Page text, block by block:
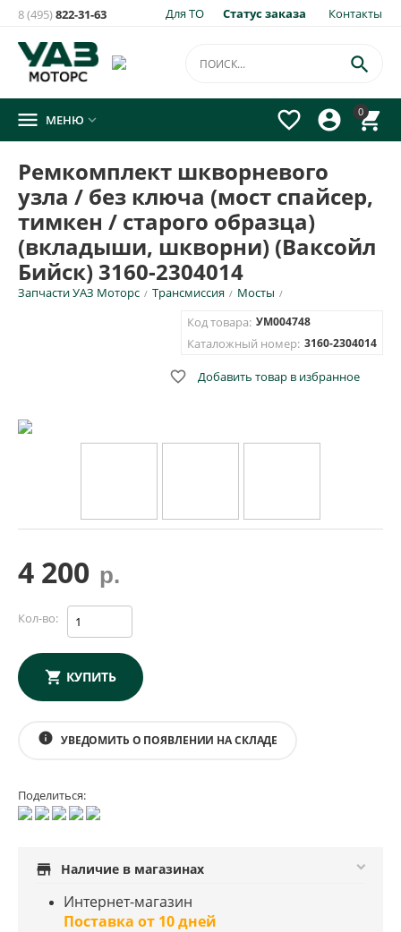
Для ТО Статус заказа Контакты
8 (495)822-31-63
0




 МЕНЮ 
Ремкомплект шкворневого
узла / без ключа (мост спайсер,
тимкен / старого образца)
(вкладыши, шкворни) (Ваксойл
Бийск) 3160-2304014
Запчасти УАЗ Моторс / Трансмиссия / Мосты /
Код товара: УМ004748
Каталожный номер: 3160-2304014
 Добавить товар в избранное
4 200 р.
Кол-во:
КУПИТЬ
info УВЕДОМИТЬ О ПОЯВЛЕНИИ НА СКЛАДЕ
Уведомить о появлении на складе
товара:
×
Ремкомплект шкворневого узла / без ключа (мост
спайсер, тимкен / старого образца) (вкладыши, шкворни)
(Ваксойл Бийск) 3160-2304014
Укажите e-mail и\или номер телефона для SMS уведомления.
E-mail для уведомления письмом
Номер телефона для SMS уведомления
Поделиться:
store Наличие в магазинах
Интернет-магазин
Поставка от 10 дней